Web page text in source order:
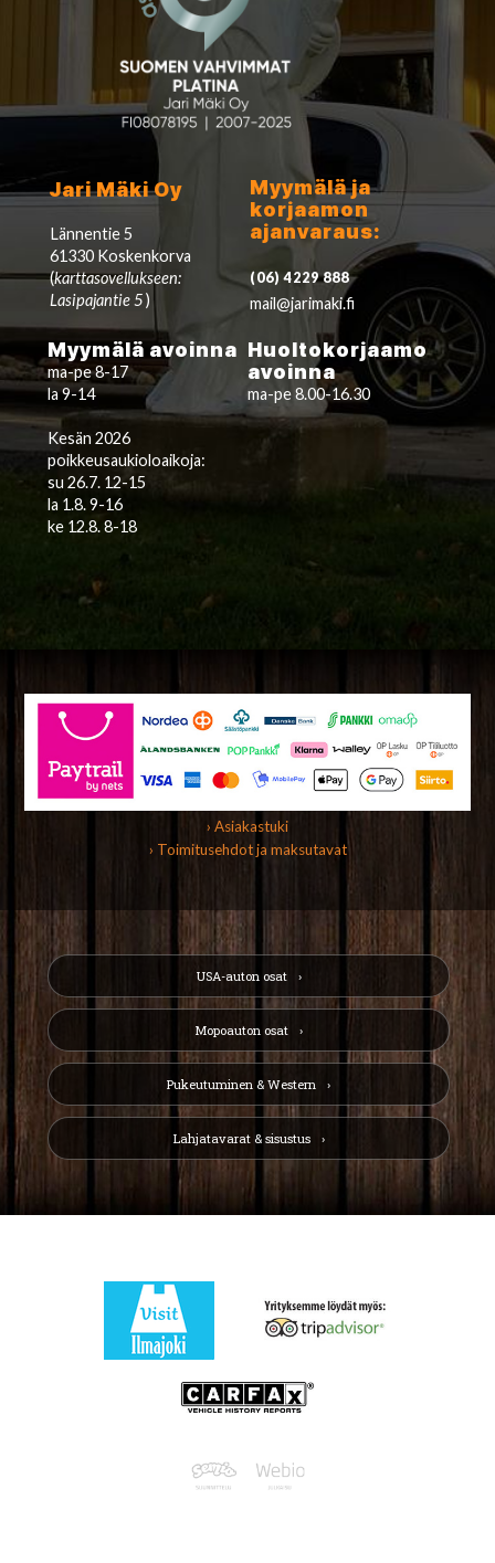
Jari Mäki Oy
Lännentie 5
61330 Koskenkorva
(karttasovellukseen:
Lasipajantie 5)
Myymälä ja
korjaamon
ajanvaraus:
(06) 4229 888
mail@jarimaki.fi
Myymälä avoinna
ma-pe 8-17
la 9-14
Kesän 2026
poikkeusaukioloaikoja:
su 26.7. 12-15
la 1.8. 9-16
ke 12.8. 8-18
Huoltokorjaamo
avoinna
ma-pe 8.00-16.30
› Asiakastuki
› Toimitusehdot ja maksutavat
USA-auton osat
Mopoauton osat
Pukeutuminen & Western
Lahjatavarat & sisustus